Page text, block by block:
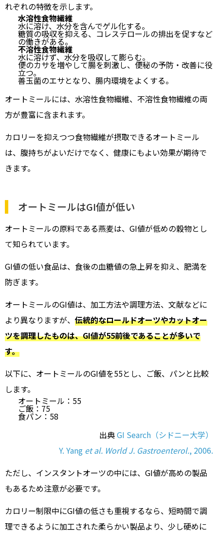
れぞれの特徴を示します。
水溶性食物繊維
水に溶け、水分を含んでゲル化する。
糖質の吸収を抑える、コレステロールの排出を促すなど
の働きがある。
不溶性食物繊維
水に溶けず、水分を吸収して膨らむ。
便のカサを増やして腸を刺激し、便秘の予防・改善に役
立つ。
善玉菌のエサとなり、腸内環境をよくする。
オートミールには、水溶性食物繊維、不溶性食物繊維の両
方が豊富に含まれます。
カロリーを抑えつつ食物繊維が摂取できるオートミール
は、腹持ちがよいだけでなく、健康にもよい効果が期待で
きます。
オートミールはGI値が低い
オートミールの原料である燕麦は、GI値が低めの穀物とし
て知られています。
GI値の低い食品は、食後の血糖値の急上昇を抑え、肥満を
防ぎます。
オートミールのGI値は、加工方法や調理方法、文献などに
より異なりますが、 伝統的なロールドオーツやカットオー
ツを調理したものは、GI値が55前後であることが多いで
す。
以下に、オートミールのGI値を55とし、ご飯、パンと比較
します。
オートミール：55
ご飯：75
食パン：58
出典GI Search（シドニー大学）
Y. Yang et al. World J. Gastroenterol., 2006.
ただし、インスタントオーツの中には、GI値が高めの製品
もあるため注意が必要です。
カロリー制限中にGI値の低さも重視するなら、短時間で調
理できるように加工された柔らかい製品より、少し硬めに